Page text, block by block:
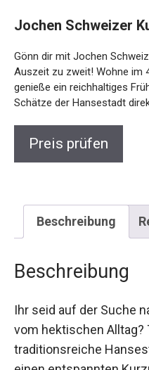
Jochen Schweizer
Gönn dir mit Jochen
Auszeit zu zweit! Wohne im
Bremen, genieße ein
die kulturellen Schätze der
Preis prüfen
Beschreibung
Beschreibung
Ihr seid auf der Suche
vom hektischen Alltag?
traditionsreiche
einen entspannten